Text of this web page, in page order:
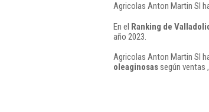
Agricolas Anton Martin Sl
En el Ranking de
año 2023.
Agricolas Anton Martin Sl
oleaginosassegún ventas